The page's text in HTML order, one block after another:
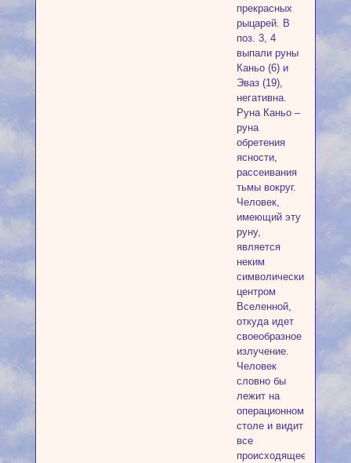
прекрасных
рыцарей. В
поз. 3, 4
выпали руны
Каньо (6) и
Эваз (19),
негативна.
Руна Каньо –
руна
обретения
ясности,
рассеивания
тьмы вокруг.
Человек,
имеющий эту
руну,
является
неким
символическим
центром
Вселенной,
откуда идет
своеобразное
излучение.
Человек
словно бы
лежит на
операционном
столе и видит
все
происходящее.